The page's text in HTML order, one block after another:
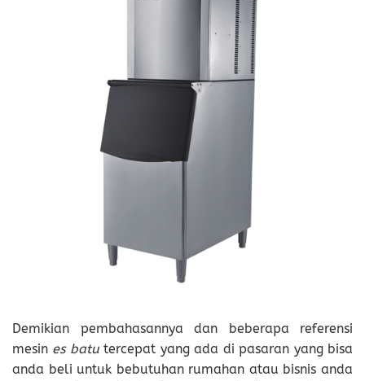
Demikian pembahasannya dan beberapa referensi
mesin es batutercepat yang ada di pasaran yang bisa
anda beli untuk bebutuhan rumahan atau bisnis anda